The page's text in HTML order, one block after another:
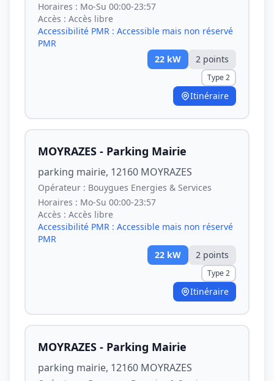
Horaires : Mo-Su 00:00-23:57
Accès : Accès libre
Accessibilité PMR : Accessible mais non réservé
PMR
22 kW 2 points
Type 2
Itinéraire
MOYRAZES - Parking Mairie
parking mairie, 12160 MOYRAZES
Opérateur : Bouygues Energies & Services
Horaires : Mo-Su 00:00-23:57
Accès : Accès libre
Accessibilité PMR : Accessible mais non réservé
PMR
22 kW 2 points
Type 2
Itinéraire
MOYRAZES - Parking Mairie
parking mairie, 12160 MOYRAZES